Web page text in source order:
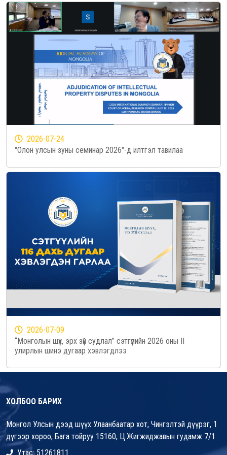
2026-07-24
"Олон улсын зуны семинар 2026"-д илтгэл тавилаа
2026-07-09
“Монголын шүүх, эрх зүй судлал” сэтгүүлийн 2026 оны II
улирлын шинэ дугаар хэвлэгдлээ
ХОЛБОО БАРИХ
Монгол Улсын дээд шүүх Улаанбаатар хот, Чингэлтэй дүүрэг, 1
дүгээр хороо, Бага тойруу 15160, Ц.Жигжиджавын гудамж 7/1
Утас: 51261811